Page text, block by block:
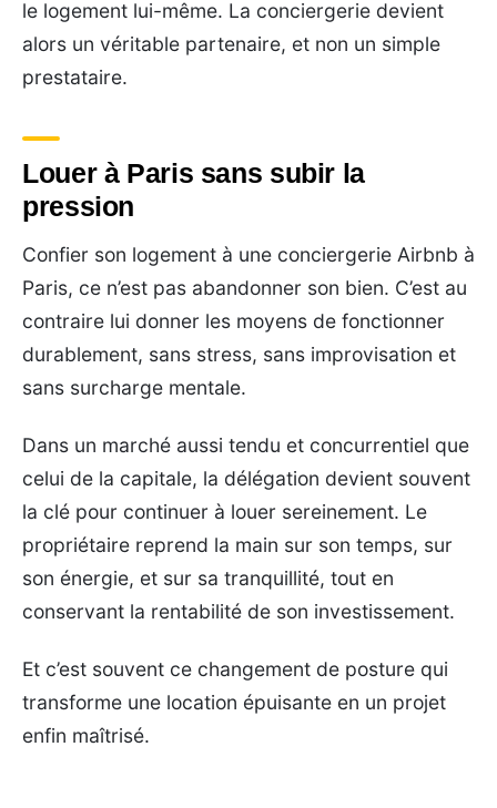
le logement lui-même. La conciergerie devient
alors un véritable partenaire, et non un simple
prestataire.
Louer à Paris sans subir la
pression
Confier son logement à une conciergerie Airbnb à
Paris, ce n’est pas abandonner son bien. C’est au
contraire lui donner les moyens de fonctionner
durablement, sans stress, sans improvisation et
sans surcharge mentale.
Dans un marché aussi tendu et concurrentiel que
celui de la capitale, la délégation devient souvent
la clé pour continuer à louer sereinement. Le
propriétaire reprend la main sur son temps, sur
son énergie, et sur sa tranquillité, tout en
conservant la rentabilité de son investissement.
Et c’est souvent ce changement de posture qui
transforme une location épuisante en un projet
enfin maîtrisé.